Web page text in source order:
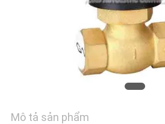
Mô tả sản phẩm